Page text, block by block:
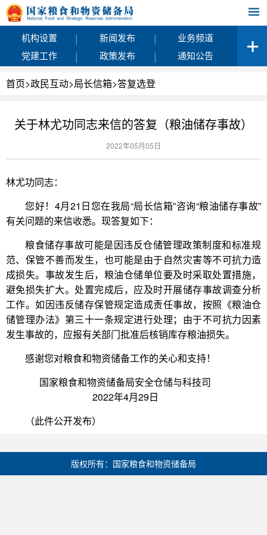
机构设置 | 新闻发布 |
业务频道
党建工作
| 政策发布 | 通知公告
首页>政民互动>局长信箱>答复选登
关于林尤功同志来信的答复（粮油储存事故）
2022年05月05日
林尤功同志：
您好！4月21日您在我局“局长信箱”咨询“粮油储存事故”
有关问题的来信收悉。现答复如下：
粮食储存事故可能是因违反仓储管理政策制度和标准规
范、保管不善而发生，也可能是由于自然灾害等不可抗力造
成损失。事故发生后，粮油仓储单位要及时采取处置措施，
避免损失扩大。处置完成后，应及时开展储存事故调查分析
工作。如因违反储存保管规定造成责任事故，按照《粮油仓
储管理办法》第三十一条规定进行处理；由于不可抗力因素
发生事故的，应报有关部门批准后核销库存粮油损失。
感谢您对粮食和物资储备工作的关心和支持！
国家粮食和物资储备局安全仓储与科技司
2022年4月29日
（此件公开发布）
版权所有：国家粮食和物资储备局